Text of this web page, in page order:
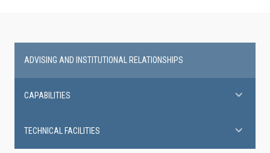
ADVISING AND INSTITUTIONAL RELATIONSHIPS
CAPABILITIES
TECHNICAL FACILITIES